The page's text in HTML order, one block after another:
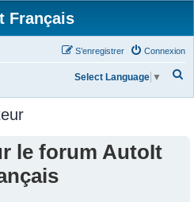
Français
Connexion
S’enregistrer
Select Language ▼
le forum AutoIt